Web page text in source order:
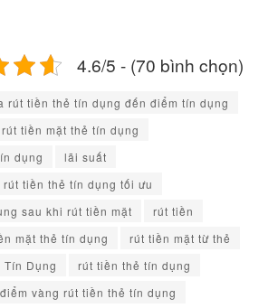
4.6/5 - (70 bình chọn)
rút tiền thẻ tín dụng đến điểm tín dụng
tiền mặt thẻ tín dụng
dụng
lãi suất
tiền thẻ tín dụng tối ưu
sau khi rút tiền mặt
rút tiền
mặt thẻ tín dụng
rút tiền mặt từ thẻ
Tín Dụng
rút tiền thẻ tín dụng
vàng rút tiền thẻ tín dụng